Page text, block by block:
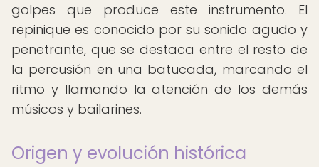
golpes que produce este instrumento. El
repinique es conocido por su sonido agudo y
penetrante, que se destaca entre el resto de
la percusión en una batucada, marcando el
ritmo y llamando la atención de los demás
músicos y bailarines.
Origen y evolución histórica